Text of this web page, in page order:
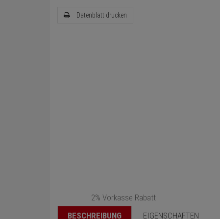
Datenblatt drucken
2% Vorkasse Rabatt
BESCHREIBUNG
EIGENSCHAFTEN